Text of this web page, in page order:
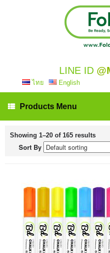
LINE ID
ไทย English
Products Menu
Showing 1–20 of 165 results
Sort By